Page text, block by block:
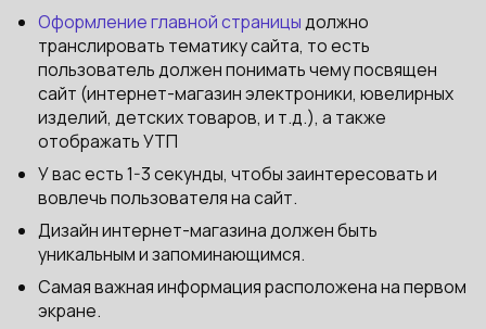
Оформление главной страницыдолжно
транслировать тематику сайта, то есть
пользователь должен понимать чему посвящен
сайт (интернет-магазин электроники, ювелирных
изделий, детских товаров, и т.д.), а также
отображать УТП
У вас есть 1-3 секунды, чтобы заинтересовать и
вовлечь пользователя на сайт.
Дизайн интернет-магазина должен быть
уникальным и запоминающимся.
Самая важная информация расположена на первом
экране.